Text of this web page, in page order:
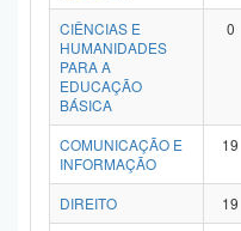
CIÊNCIAS E
HUMANIDADES
PARA A
EDUCAÇÃO
BÁSICA
0
COMUNICAÇÃO E
INFORMAÇÃO
19
DIREITO 19